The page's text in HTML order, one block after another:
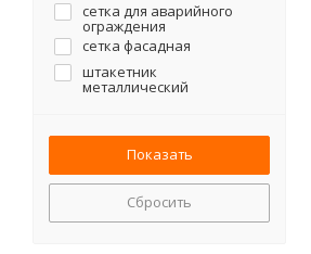
сетка для аварийного
ограждения
сетка фасадная
штакетник
металлический
Сбросить